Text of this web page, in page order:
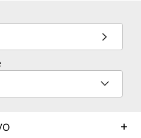
la potenza e i vantaggi
del data center
business pay-as-you-go.